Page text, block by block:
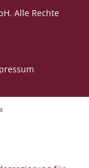
Alle Rechte